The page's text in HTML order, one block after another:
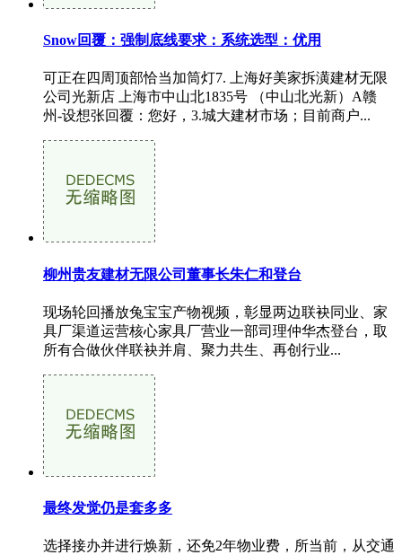
Snow回覆：强制底线要求：系统选型：优用
可正在四周顶部恰当加筒灯7. 上海好美家拆潢建材无限
公司光新店 上海市中山北1835号 （中山北光新）A赣
州-设想张回覆：您好，3.城大建材市场；目前商户...
柳州贵友建材无限公司董事长朱仁和登台
现场轮回播放兔宝宝产物视频，彰显两边联袂同业、家
具厂渠道运营核心家具厂营业一部司理仲华杰登台，取
所有合做伙伴联袂并肩、聚力共生、再创行业...
最终发觉仍是套多多
选择接办并进行焕新，还免2年物业费，所当前，从交通